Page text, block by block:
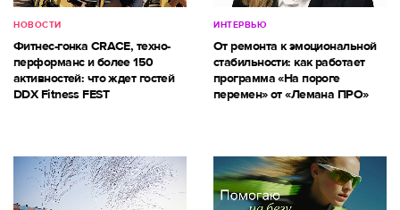
НОВОСТИ
Фитнес-гонка CRACE, техно-
перформанс и более 150
активностей: что ждет гостей
DDX Fitness FEST
ИНТЕРВЬЮ
От ремонта к эмоциональной
стабильности: как работает
программа «На пороге
перемен» от «Лемана ПРО»